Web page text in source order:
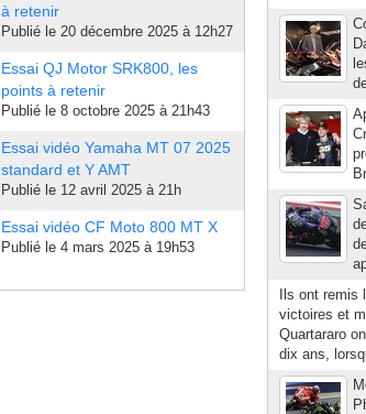
à retenir
Publié le 20 décembre 2025 à 12h27
Essai QJ Motor SRK800, les
points à retenir
Publié le 8 octobre 2025 à 21h43
Essai vidéo Yamaha MT 07 2025
standard et Y AMT
Publié le 12 avril 2025 à 21h
Essai vidéo CF Moto 800 MT X
Publié le 4 mars 2025 à 19h53
Ils ont
victoires et
Quartararo
dix ans,